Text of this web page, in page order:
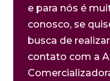
e para nós é
conosco, se
busca de
contato com a